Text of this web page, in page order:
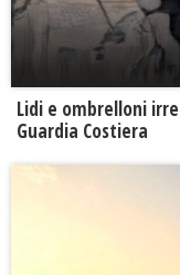
Lidi e ombrelloni
Guardia Costiera